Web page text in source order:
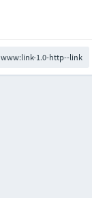
www:link-1.0-http--link